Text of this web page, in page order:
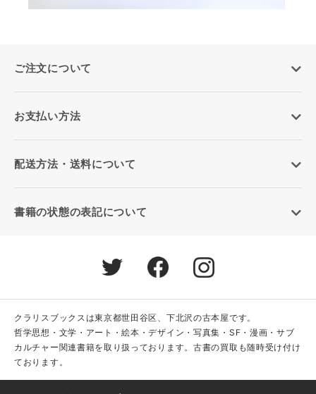
ご注文について
お支払い方法
配送方法・送料について
書籍の状態の表記について
クラリスブックスは東京都世田谷区、下北沢の古本屋です。
哲学思想・文学・アート・絵本・デザイン・写真集・SF・漫画・サブ
カルチャー関連書籍を取り扱っております。古書の買取も随時受け付け
ております。